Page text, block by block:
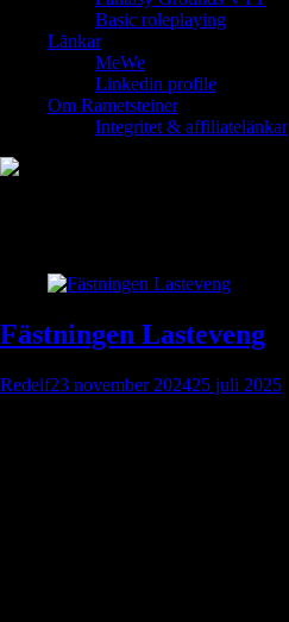
Basic roleplaying
Länkar
MeWe
Linkedin profile
Om Rametsteiner
Integritet & affiliatelänkar
Fästningen Lasteveng
Redelf23 november 202425 juli 2025